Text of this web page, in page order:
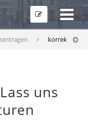
uns